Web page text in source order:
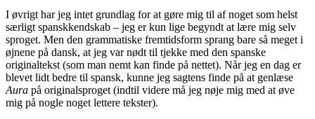
I øvrigt har jeg intet grundlag for at gøre mig til af noget som helst
særligt spanskkendskab – jeg er kun lige begyndt at lære mig selv
sproget. Men den grammatiske fremtidsform sprang bare så meget i
øjnene på dansk, at jeg var nødt til tjekke med den spanske
originaltekst (som man nemt kan finde på nettet). Når jeg en dag er
blevet lidt bedre til spansk, kunne jeg sagtens finde på at genlæse
Aura på originalsproget (indtil videre må jeg nøje mig med at øve
mig på nogle noget lettere tekster).